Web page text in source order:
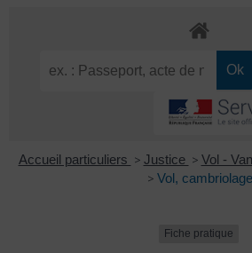
Accueil particuliers > Justice > Vol -
> Vol, cambriolage
Fiche pratique